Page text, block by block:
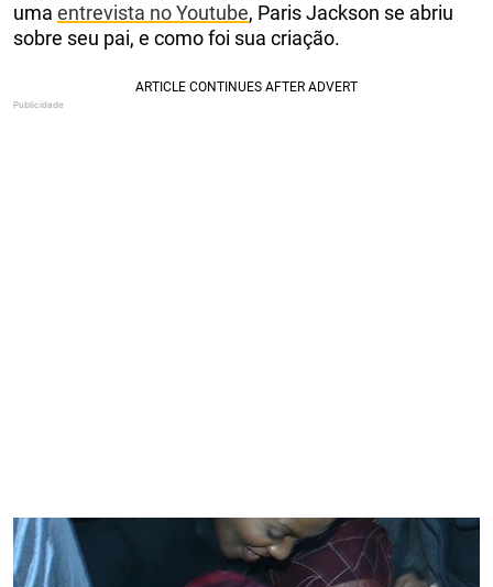
uma entrevista no Youtube, Paris Jackson se abriu
sobre seu pai, e como foi sua criação.